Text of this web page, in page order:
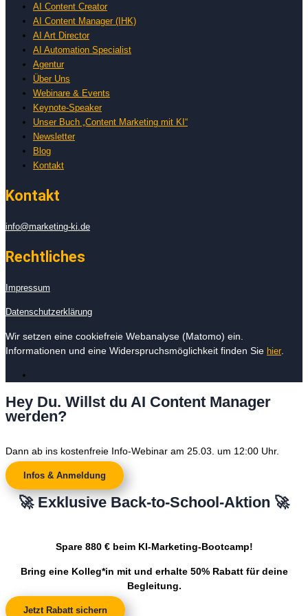
AI Content Creator
AI Content Manager (IHK)
AI Art Director
AI Automation Specialist
Agentur
Über Uns
Webinare & Events
Keynote-Speaker
Unser Buch „Content Marketing mit KI“
Newsletter
Blog
Kontakt
Kontakt
info@marketing-ki.de
Rechtliches
Impressum
Datenschutzerklärung
Wir setzen eine cookiefreie Webanalyse (Matomo) ein.
Informationen und eine Widerspruchsmöglichkeit finden Sie hier
Hey Du. Willst du AI Content Manager
werden?
Dann ab ins kostenfreie Info-Webinar am 25.03. um 12:00 Uhr.
Infos & Anmeldung
🚀 Exklusive Back-to-School-Aktion 🚀
Spare 880 € beim KI-Marketing-Bootcamp!
Bring eine Kolleg*in mit und erhalte 50% Rabatt für deine
Begleitung.
Jetzt Rabatt sichern